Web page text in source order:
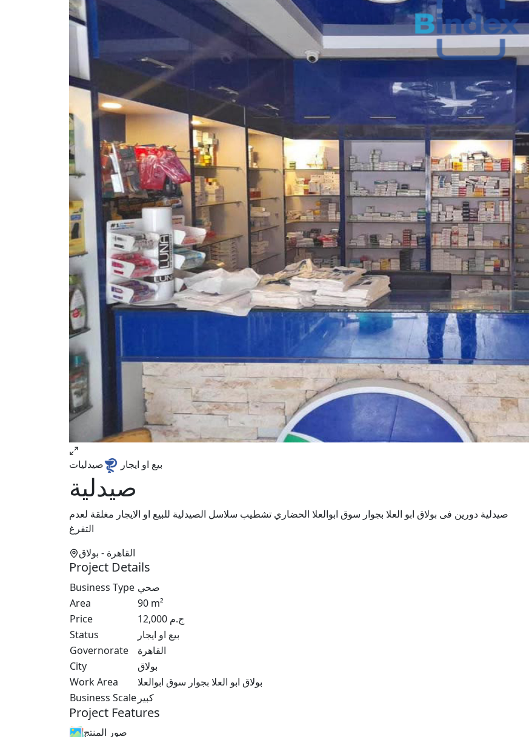
بيع او ايجار صيدليات
صيدلية
صيدلية دورين فى بولاق ابو العلا بجوار سوق ابوالعلا الحضاري تشطيب سلاسل الصيدلية للبيع او الايجار مغلقة لعدم
التفرغ
القاهرة - بولاق
Project Details
Business Type صحي
Area
90 m²
Price
12,000 ج.م
Status
بيع او ايجار
Governorate
القاهرة
City
بولاق
Work Area
بولاق ابو العلا بجوار سوق ابوالعلا
Business Scale كبير
Project Features
صور المنتج